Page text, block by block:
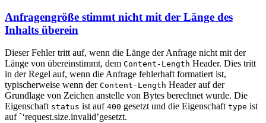
Anfragengröße stimmt nicht mit der Länge des
Inhalts überein
Dieser Fehler tritt auf, wenn die Länge der Anfrage nicht mit der
Länge von übereinstimmt, dem Content-Length Header. Dies tritt
in der Regel auf, wenn die Anfrage fehlerhaft formatiert ist,
typischerweise wenn der Content-Length Header auf der
Grundlage von Zeichen anstelle von Bytes berechnet wurde. Die
Eigenschaft status ist auf 400 gesetzt und die Eigenschaft type ist
auf `‘request.size.invalid’gesetzt.